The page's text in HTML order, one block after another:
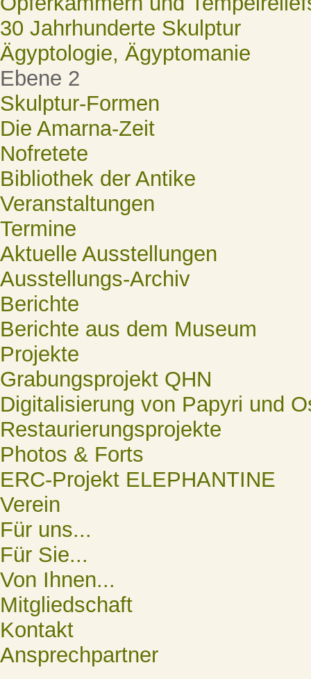
30 Jahrhunderte Skulptur
Ägyptologie, Ägyptomanie
Ebene 2
Skulptur-Formen
Die Amarna-Zeit
Nofretete
Bibliothek der Antike
Veranstaltungen
Termine
Aktuelle Ausstellungen
Ausstellungs-Archiv
Berichte
Berichte aus dem Museum
Projekte
Grabungsprojekt QHN
Digitalisierung von Papyri und
Restaurierungsprojekte
Photos & Forts
ERC-Projekt ELEPHANTINE
Verein
Für uns...
Für Sie...
Von Ihnen...
Mitgliedschaft
Kontakt
Ansprechpartner